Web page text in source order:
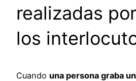
realizadas
los
Cuando una persona graba